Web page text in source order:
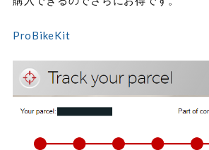
ProBikeKit